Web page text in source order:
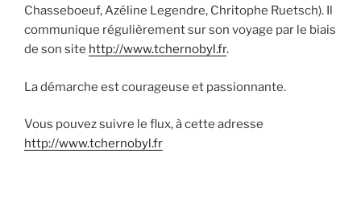
Chasseboeuf, Azéline Legendre, Chritophe Ruetsch). Il
communique régulièrement sur son voyage par le biais
de son site http://www.tchernobyl.fr.
La démarche est courageuse et passionnante.
Vous pouvez suivre le flux, à cette adresse
http://www.tchernobyl.fr